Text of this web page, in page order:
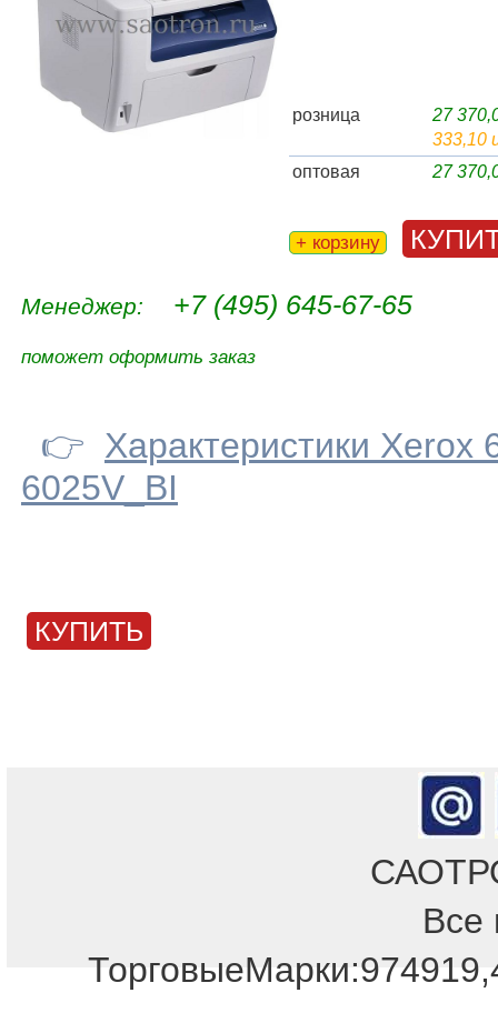
розница
27
333,10
оптовая
27
+ корзину
Менеджер: +7 (495) 645-67-65
поможет оформить заказ
👉 Характеристики Xerox
6025V_BI
КУПИТЬ
Все